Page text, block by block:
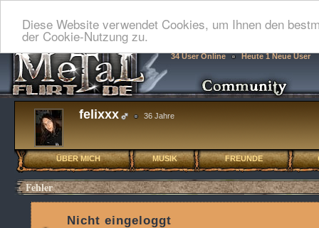
Diese Website verwendet Cookies, um Ihnen den
der Cookie-Nutzung zu.
34 User Online Heute 1 Neue User
felixxx 36 Jahre
ÜBER MICH MUSIK FREUNDE
Fehler
Nicht eingeloggt